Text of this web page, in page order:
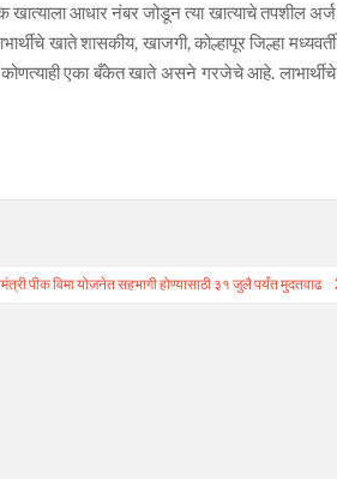
आधार नंबर जोडून त्या खात्याचे तपशील अर्ज
खाते शासकीय, खाजगी, कोल्हापूर जिल्हा मध्यवर्ती
एका बँकेत खाते असने गरजेचे आहे. लाभार्थीचे
पीक विमा योजनेत सहभागी होण्यासाठी ३१ जुलै पर्यंत मुदतवाढ